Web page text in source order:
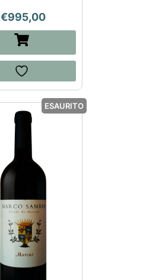
€995,00
ESAURITO